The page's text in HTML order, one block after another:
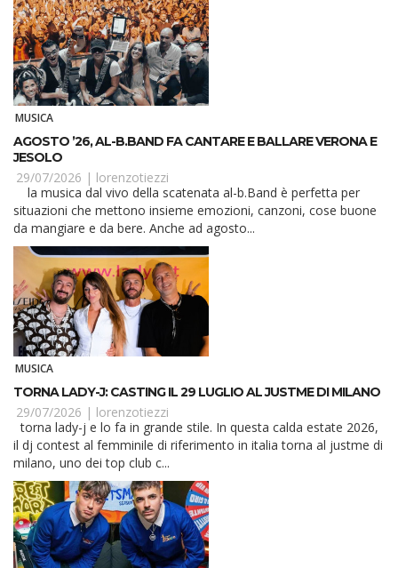
MUSICA
AGOSTO ’26, AL-B.BAND FA CANTARE E BALLARE VERONA E
JESOLO
29/07/2026 | lorenzotiezzi
situazioni che mettono insieme emozioni, canzoni, cose buone
da mangiare e da bere. Anche ad agosto...
MUSICA
TORNA LADY-J: CASTING IL 29 LUGLIO AL JUSTME DI MILANO
29/07/2026 | lorenzotiezzi
torna lady-j e lo fa in grande stile. In questa calda estate 2026,
il dj contest al femminile di riferimento in italia torna al justme di
milano, uno dei top club c...